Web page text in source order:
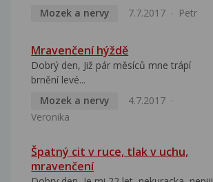
Mozek a nervy
7.7.2017 Petr
Mravenčení hýždě
Dobrý den, Již pár měsíců mne trápí
brnění levé...
Mozek a nervy
4.7.2017
Veronika
Špatný cit v ruce, tlak v uchu,
mravenčení